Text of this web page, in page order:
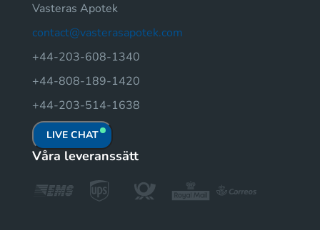
Vasteras Apotek
contact@vasterasapotek.com
+44-203-608-1340
+44-808-189-1420
+44-203-514-1638
LIVE CHAT
Våra leveranssätt